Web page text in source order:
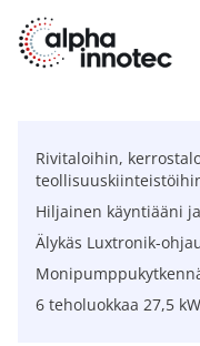
Rivitaloihin,
Hiljainen käyntiääni
Älykäs Luxtronik-
6 teholuokkaa 27,5